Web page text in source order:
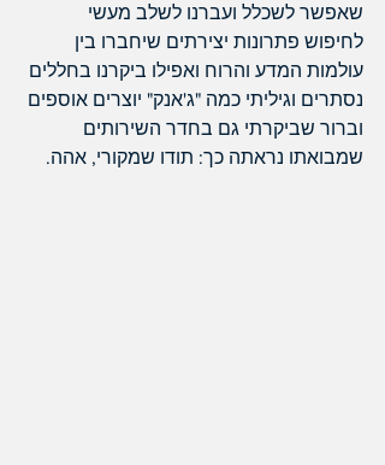
שאפשר לשכלל ועברנו לשלב מעשי
לחיפוש פתרונות יצירתים שיחברו בין
עולמות המדע והרוח ואפילו ביקרנו בחללים
נסתרים וגיליתי כמה "ג'אנק" יוצרים אוספים
וברור שביקרתי גם בחדר השירותים
שמבואתו נראתה כך: תודו שמקורי, אהה.